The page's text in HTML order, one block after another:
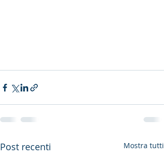
Post recenti Mostra tutti